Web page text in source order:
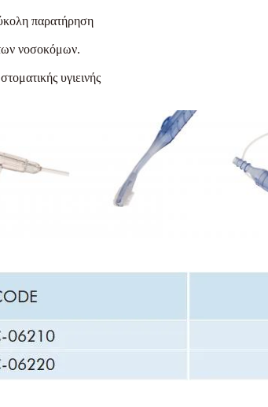
παρατήρηση
νοσοκόμων.
υγιεινής